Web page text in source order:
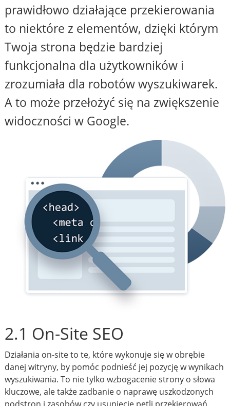
prawidłowo działające przekierowania
to niektóre z elementów, dzięki którym
Twoja strona będzie bardziej
funkcjonalna dla użytkowników i
zrozumiała dla robotów wyszukiwarek.
A to może przełożyć się na zwiększenie
widoczności w Google.
2.1 On-Site SEO
Działania on-site to te, które wykonuje się w obrębie
danej witryny, by pomóc podnieść jej pozycję w wynikach
wyszukiwania. To nie tylko wzbogacenie strony o słowa
kluczowe, ale także zadbanie o naprawę uszkodzonych
podstron i zasobów czy usunięcie pętli przekierowań.